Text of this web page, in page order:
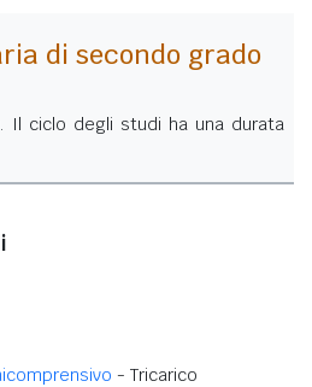
di secondo grado
Il ciclo degli studi ha una durata
- Tricarico